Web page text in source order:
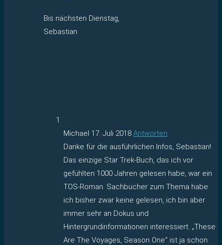
Bis nächsten Dienstag,
Sebastian
Michael 17. Juli 2018 Antworten
Danke für die ausführlichen Infos, Sebastian!
Das einzige Star Trek-Buch, das ich vor
gefühlten 1000 Jahren gelesen habe, war ein
TOS-Roman. Sachbücher zum Thema habe
ich bisher zwar keine gelesen, ich bin aber
immer sehr an Dokus und
Hintergrundinformationen interessiert. „These
Are The Voyages, Season One“ ist ja schon